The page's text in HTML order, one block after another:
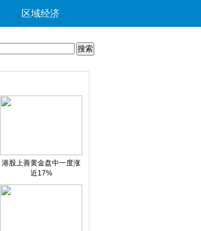
区域经济
港股上善黄金盘中一度涨
近17%